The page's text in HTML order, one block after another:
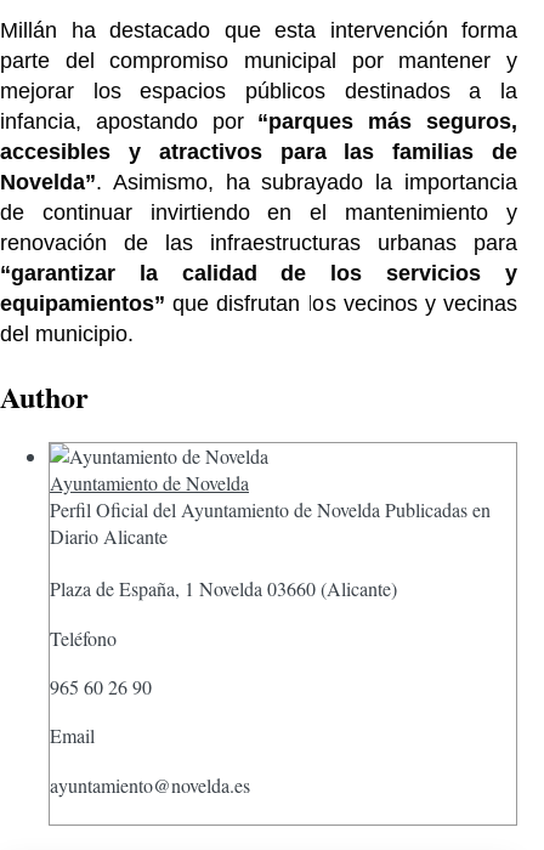
Millán ha destacado que esta intervención forma
parte del compromiso municipal por mantener y
mejorar los espacios públicos destinados a la
infancia, apostando por “parques más seguros,
accesibles y atractivos para las familias de
Novelda”. Asimismo, ha subrayado la importancia
de continuar invirtiendo en el mantenimiento y
renovación de las infraestructuras urbanas para
“garantizar la calidad de los servicios y
equipamientos” que disfrutan los vecinos y vecinas
del municipio.
Author
Ayuntamiento de Novelda
Perfil Oficial del Ayuntamiento de Novelda Publicadas en
Diario Alicante
Plaza de España, 1 Novelda 03660 (Alicante)
Teléfono
965 60 26 90
Email
ayuntamiento@novelda.es